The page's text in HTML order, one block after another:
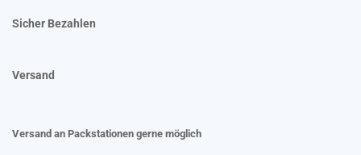
Sicher Bezahlen
Versand
Versand an Packstationen gerne möglich